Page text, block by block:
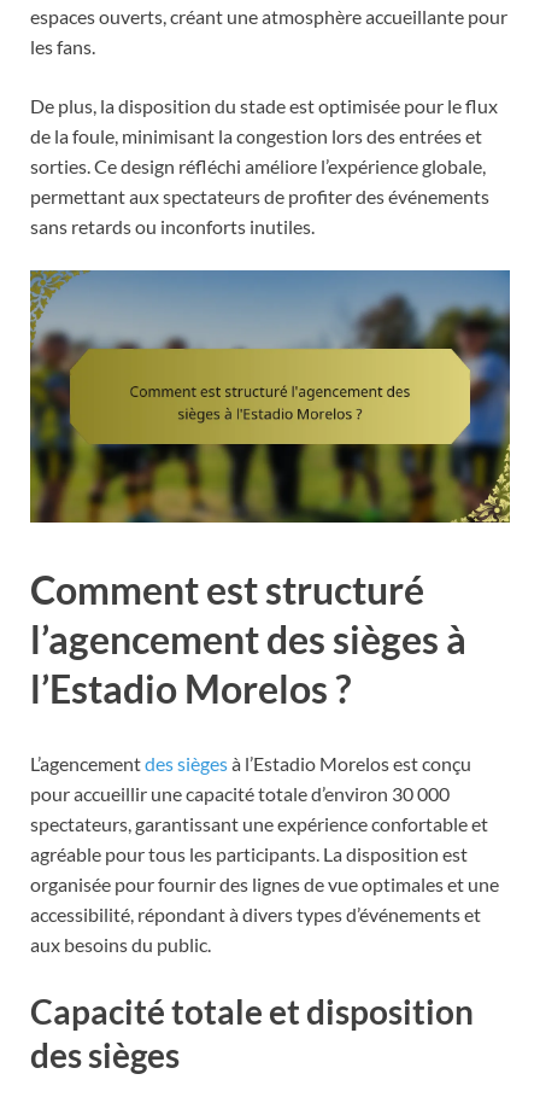
espaces ouverts, créant une atmosphère accueillante pour
les fans.
De plus, la disposition du stade est optimisée pour le flux
de la foule, minimisant la congestion lors des entrées et
sorties. Ce design réfléchi améliore l’expérience globale,
permettant aux spectateurs de profiter des événements
sans retards ou inconforts inutiles.
Comment est structuré
l’agencement des sièges à
l’Estadio Morelos ?
L’agencementdes siègesà l’Estadio Morelos est conçu
pour accueillir une capacité totale d’environ 30 000
spectateurs, garantissant une expérience confortable et
agréable pour tous les participants. La disposition est
organisée pour fournir des lignes de vue optimales et une
accessibilité, répondant à divers types d’événements et
aux besoins du public.
Capacité totale et disposition
des sièges